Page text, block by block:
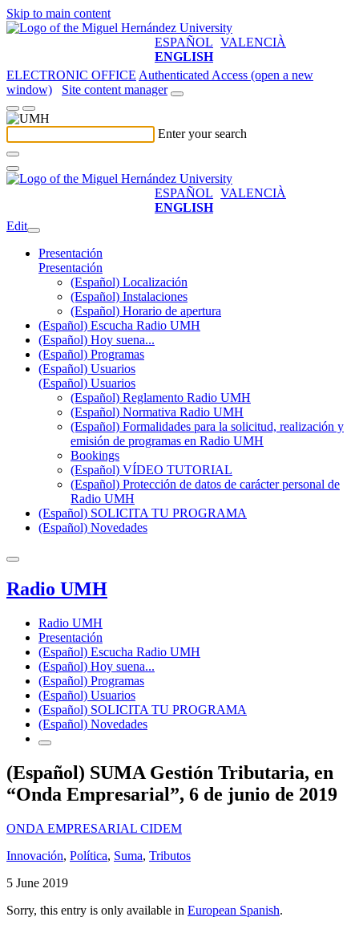
Skip to main content
ESPAÑOL VALENCIÀ
ENGLISH
ELECTRONIC OFFICE Authenticated Access (open a new
window)
Site content manager
Enter your search
ESPAÑOL VALENCIÀ
ENGLISH
Edit
Presentación
Presentación
(Español) Localización
(Español) Instalaciones
(Español) Horario de apertura
(Español) Escucha Radio UMH
(Español) Hoy suena...
(Español) Programas
(Español) Usuarios
(Español) Usuarios
(Español) Reglamento Radio UMH
(Español) Normativa Radio UMH
(Español) Formalidades para la solicitud, realización y
emisión de programas en Radio UMH
Bookings
(Español) VÍDEO TUTORIAL
(Español) Protección de datos de carácter personal de
Radio UMH
(Español) SOLICITA TU PROGRAMA
(Español) Novedades
Radio UMH
Radio UMH
Presentación
(Español) Escucha Radio UMH
(Español) Hoy suena...
(Español) Programas
(Español) Usuarios
(Español) SOLICITA TU PROGRAMA
(Español) Novedades
(Español) SUMA Gestión Tributaria, en
“Onda Empresarial”, 6 de junio de 2019
ONDA EMPRESARIAL CIDEM
Innovación, Política, Suma, Tributos
5 June 2019
Sorry, this entry is only available in European Spanish.